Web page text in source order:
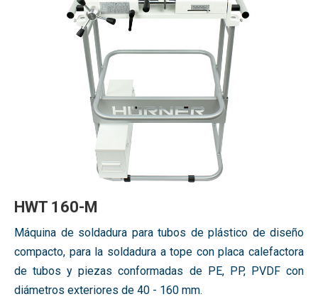
HWT 160-M
Máquina de soldadura para tubos de plástico de diseño
compacto, para la soldadura a tope con placa calefactora
de tubos y piezas conformadas de PE, PP, PVDF con
diámetros exteriores de 40 - 160 mm.